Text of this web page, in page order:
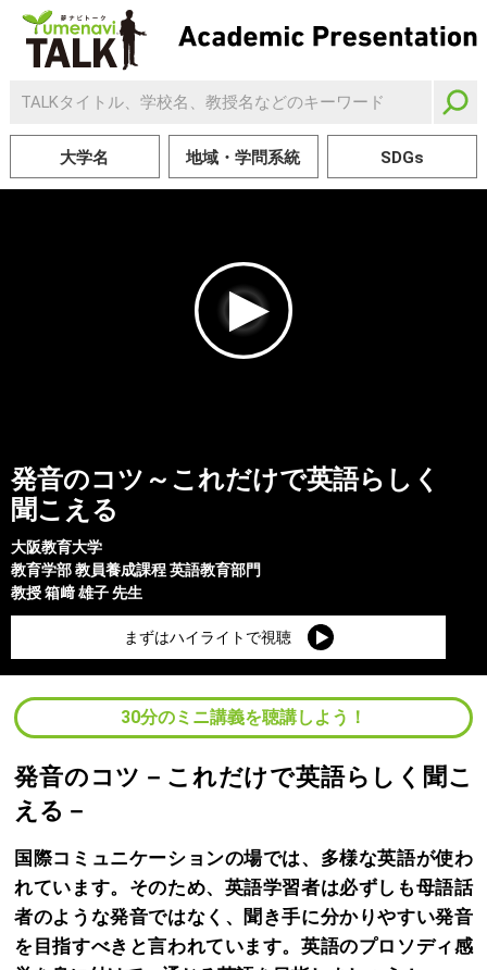
大学名 地域・学問系統 SDGs
発音のコツ～これだけで英語らしく
聞こえる
大阪教育大学
教育学部教員養成課程 英語教育部門
教授箱﨑 雄子先生
まずはハイライトで視聴
30分のミニ講義を聴講しよう！
発音のコツ－これだけで英語らしく聞こ
える－
国際コミュニケーションの場では、多様な英語が使わ
れています。そのため、英語学習者は必ずしも母語話
者のような発音ではなく、聞き手に分かりやすい発音
を目指すべきと言われています。英語のプロソディ感